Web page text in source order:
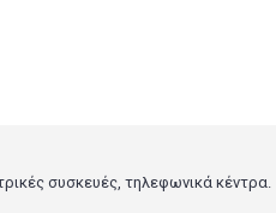
συσκευές, τηλεφωνικά κέντρα.